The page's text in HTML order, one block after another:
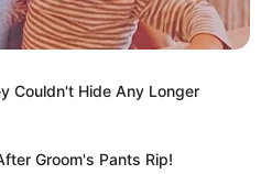
Couldn't Hide Any Longer
Groom's Pants Rip!